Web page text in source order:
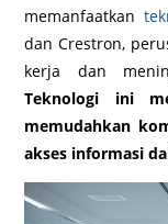
memanfaatkan
dan Crestron,
kerja dan
Teknologi ini
memudahkan
akses informasi